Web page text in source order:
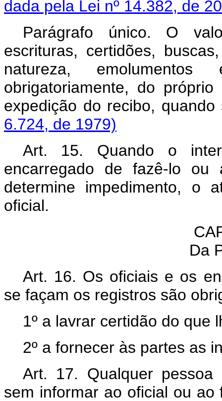
dada pela Lei nº 14.382, de
Parágrafo único. O
escrituras, certidões,
natureza,
obrigatoriamente, do
expedição do recibo,
6.724, de 1979)
Art. 15. Quando o
encarregado de fazê-lo
determine impedimento, o
oficial.
Da
Art. 16. Os oficiais e os
se façam os registros são
1º a lavrar certidão do que
2º a fornecer às partes as
Art. 17. Qualquer
sem informar ao oficial ou